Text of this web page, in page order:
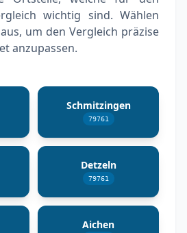
wichtig sind. Wählen
um den Vergleich präzise
anzupassen.
Schmitzingen
79761
Detzeln
79761
Aichen